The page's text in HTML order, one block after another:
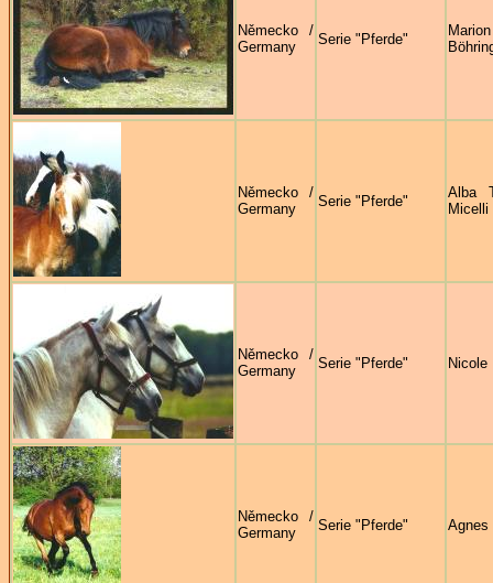
Německo /
Germany
Serie "Pferde"
Marion
Německo /
Germany
Serie "Pferde"
Alba
Micelli
Německo /
Germany
Serie "Pferde" Nicole
Německo /
Germany
Serie "Pferde" Agnes